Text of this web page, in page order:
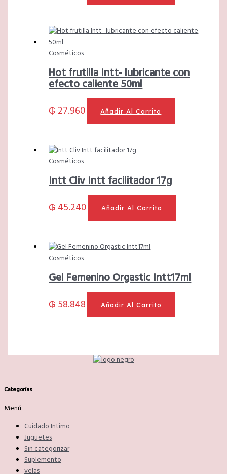
Cosméticos
Hot frutilla Intt- lubricante con
efecto caliente 50ml
₲ 27.960 Añadir Al Carrito
Cosméticos
Intt Cliv Intt facilitador 17g
₲ 45.240 Añadir Al Carrito
Cosméticos
Gel Femenino Orgastic Intt17ml
₲ 58.848 Añadir Al Carrito
Categorías
Menú
Cuidado Intimo
Juguetes
Sin categorizar
Suplemento
velas